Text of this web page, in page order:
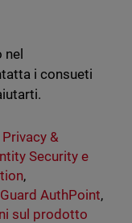
nel
i consueti
&
Security e
,
AuthPoint,
sul prodotto